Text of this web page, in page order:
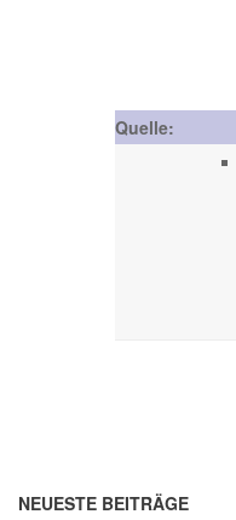
Quelle:
NEUESTE BEITRÄGE